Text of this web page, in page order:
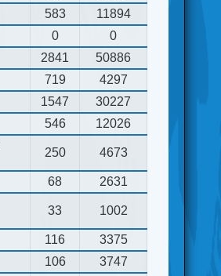
583
11894
0
0
2841
50886
719
4297
1547
30227
546 12026
250 4673
68 2631
33 1002
116
3375
106
3747